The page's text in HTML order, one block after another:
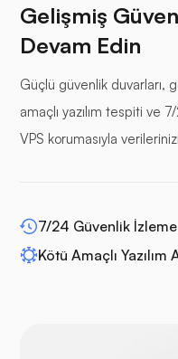
Gelişmiş
Devam Edin
Güçlü güvenlik duvarları,
amaçlı yazılım tespiti ve
VPS korumasıyla
7/24 Güvenlik İzleme
Kötü Amaçlı Yazılım